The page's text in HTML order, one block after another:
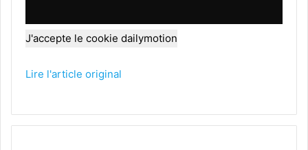
J'accepte le cookie dailymotion
Lire l'article original